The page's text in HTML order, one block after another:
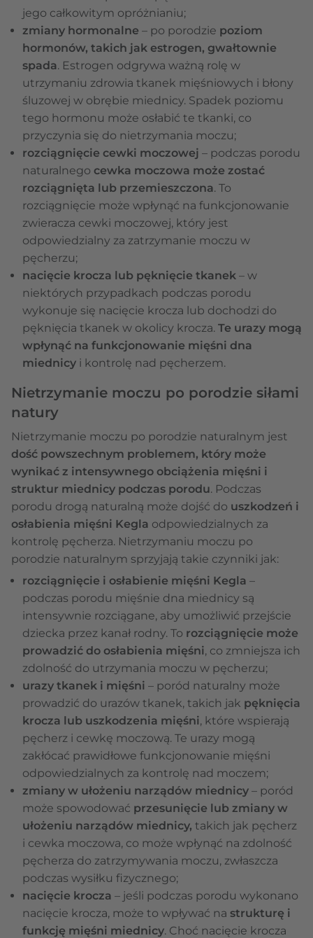
jego całkowitym opróżnianiu;
zmiany hormonalne – po porodzie poziom
hormonów, takich jak estrogen, gwałtownie
spada. Estrogen odgrywa ważną rolę w
utrzymaniu zdrowia tkanek mięśniowych i błony
śluzowej w obrębie miednicy. Spadek poziomu
tego hormonu może osłabić te tkanki, co
przyczynia się do nietrzymania moczu;
rozciągnięcie cewki moczowej – podczas porodu
naturalnego cewka moczowa może zostać
rozciągnięta lub przemieszczona. To
rozciągnięcie może wpłynąć na funkcjonowanie
zwieracza cewki moczowej, który jest
odpowiedzialny za zatrzymanie moczu w
pęcherzu;
nacięcie krocza lub pęknięcie tkanek – w
niektórych przypadkach podczas porodu
wykonuje się nacięcie krocza lub dochodzi do
pęknięcia tkanek w okolicy krocza. Te urazy mogą
wpłynąć na funkcjonowanie mięśni dna
miednicy i kontrolę nad pęcherzem.
Nietrzymanie moczu po porodzie siłami
natury
Nietrzymanie moczu po porodzie naturalnym jest
dość powszechnym problemem, który może
wynikać z intensywnego obciążenia mięśni i
struktur miednicy podczas porodu. Podczas
porodu drogą naturalną może dojść do uszkodzeń i
osłabienia mięśni Kegla odpowiedzialnych za
kontrolę pęcherza. Nietrzymaniu moczu po
porodzie naturalnym sprzyjają takie czynniki jak:
rozciągnięcie i osłabienie mięśni Kegla –
podczas porodu mięśnie dna miednicy są
intensywnie rozciągane, aby umożliwić przejście
dziecka przez kanał rodny. To rozciągnięcie może
prowadzić do osłabienia mięśni, co zmniejsza ich
zdolność do utrzymania moczu w pęcherzu;
urazy tkanek i mięśni – poród naturalny może
prowadzić do urazów tkanek, takich jak pęknięcia
krocza lub uszkodzenia mięśni, które wspierają
pęcherz i cewkę moczową. Te urazy mogą
zakłócać prawidłowe funkcjonowanie mięśni
odpowiedzialnych za kontrolę nad moczem;
zmiany w ułożeniu narządów miednicy – poród
może spowodować przesunięcie lub zmiany w
ułożeniu narządów miednicy, takich jak pęcherz
i cewka moczowa, co może wpłynąć na zdolność
pęcherza do zatrzymywania moczu, zwłaszcza
podczas wysiłku fizycznego;
nacięcie krocza – jeśli podczas porodu wykonano
nacięcie krocza, może to wpływać na strukturę i
funkcję mięśni miednicy. Choć nacięcie krocza